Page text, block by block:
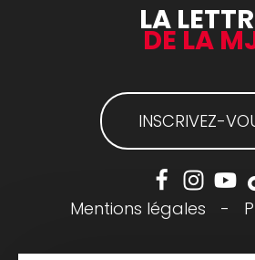
LA
DE LA
INSCRIVEZ-
Mentions légales -